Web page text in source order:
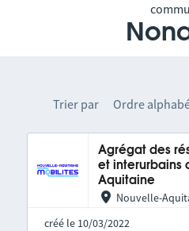
Trier par Ordre
Agrégat des
et interurbains
Aquitaine
Nouvelle-
créé le 10/03/2022